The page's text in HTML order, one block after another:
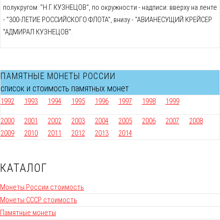
полукругом: "Н.Г. КУЗНЕЦОВ", по окружности - надписи: вверху на ленте
- "300-ЛЕТИЕ РОССИЙСКОГО ФЛОТА", внизу - "АВИАНЕСУЩИЙ КРЕЙСЕР
"АДМИРАЛ КУЗНЕЦОВ".
ПАМЯТНЫЕ МОНЕТЫ РОССИИ
список и стоимость памятных монет
1992 1993 1994 1995 1996 1997 1998 1999
2000 2001 2002 2003 2004 2005 2006 2007
2008
2009
2010 2011 2012 2013 2014
КАТАЛОГ
Монеты России стоимость
Монеты СССР стоимость
Памятные монеты